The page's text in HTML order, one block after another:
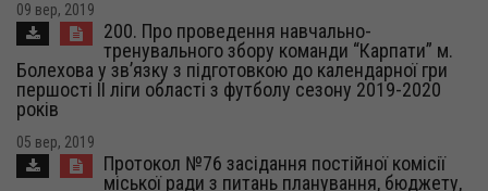
09 вер, 2019
200. Про проведення навчально-
тренувального збору команди “Карпати” м.
Болехова у зв’язку з підготовкою до календарної гри
першості ІІ ліги області з футболу сезону 2019-2020
років
05 вер, 2019
Протокол №76 засідання постійної комісії
міської ради з питань планування, бюджету,